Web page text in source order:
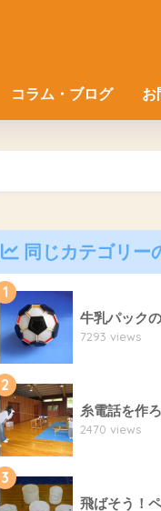
コラム・ブログ お
同じカテゴリー
1
牛乳パック
7293 views
2
糸電話を作
2470 views
3
飛ばそう！